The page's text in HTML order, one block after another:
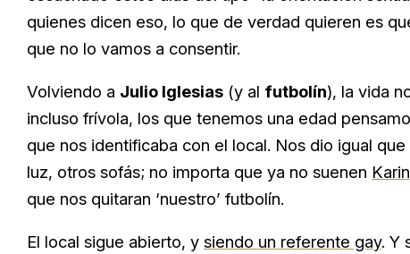
quienes dicen eso, lo que de verdad quieren es
que no lo vamos a consentir.
Volviendo a Julio Iglesias (y al futbolín), la vida
incluso frívola, los que tenemos una edad
que nos identificaba con el local. Nos dio igual
luz, otros sofás; no importa que ya no suenen
que nos quitaran ‘nuestro’ futbolín.
El local sigue abierto, y siendo un referente gay. Y